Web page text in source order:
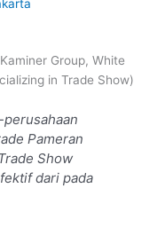
Group, White
in Trade Show)
Pameran
Show
dari pada